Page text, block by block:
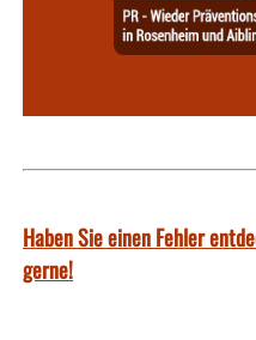
Haben Sie einen Fehler
gerne!